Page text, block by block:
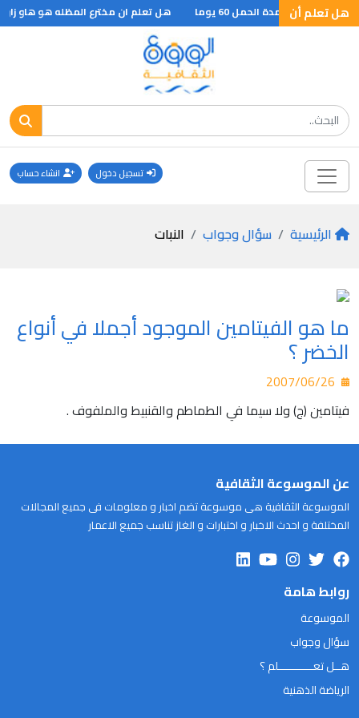
هل تعلم أن
الخريف ومدة الحمل 60 يوما هل تعلم ان مخترع المظله هو هاو
تسجيل دخول انشاء حساب
الرئيسية سؤال وجواب النبات
ما هو الفيتامين الموجود أجملا في أنواع
الخضر ؟
فيتامين (ج) ولا سيما في الطماطم والقنبيط والملفوف .
عن الموسوعة الثقافية
الموسوعة الثقافية هى موسوعة تضم اخبار و معلومات فى جميع المجالات
المختلفة و احدث الاخبار و اختبارات و الغاز تناسب جميع الاعمار
روابط هامة
الموسوعة
سؤال وجواب
هــل تعـــــــــــلم ؟
الرياضة الذهنية